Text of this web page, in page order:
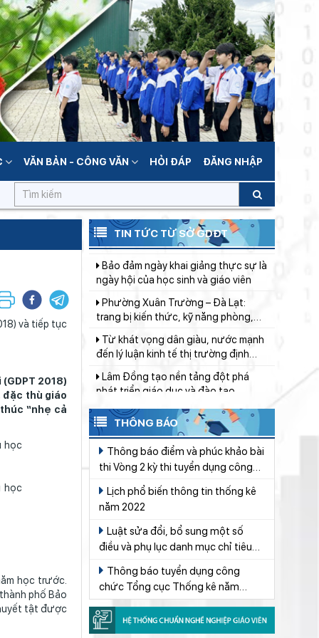
VĂN BẢN - CÔNG VĂN HỎI ĐÁP ĐĂNG NHẬP
và tiếp tục
2018)
đặc thù giáo
“nhẹ cả
học
học trước.
phố Bảo
tật được
TIN TỨC TỪ SỞ GDĐT
Nguyễn Minh kiểm tra tiến độ Dự án
Trường TH&THCS Xuân Hương
Sở Giáo dục và Đào tạo Lâm Đồng
đẩy mạnh cải cách hành chính gắn
với áp dụng ISO 9001:2015
Bộ Giáo dục và Đào tạo ban hành
khung thời gian năm học từ năm học
2026–2027
Đánh giá tình hình triển khai sắp
xếp, tổ chức cơ sở giáo dục công
lập tại các địa phương
Sáng đèn công trường để kịp năm
học mới
Gieo mầm hiếu học nơi vùng xa
Bảo đảm ngày khai giảng thực sự là
ngày hội của học sinh và giáo viên
trang bị kiến thức, kỹ năng phòng,
chống đuối nước và sơ cấp cứu cho
thanh thiếu nhi
đến lý luận kinh tế thị trường định
hướng XHCN trong kỷ nguyên mới -
Bài 2: Khơi thông nguồn lực, vững
theo và hết)
Lâm Đồng tạo nền tảng đột phá
phát triển giáo dục và đào tạo
Lâm Đồng tập huấn cán bộ quản lý
học 2026 - 2027
Đẩy mạnh truyền thông về giáo dục
nghề nghiệp trong toàn ngành năm
2026
con đường học tập
Lâm Đồng lấy ý kiến dự thảo chính
sách thu hút, đãi ngộ và đào tạo
nguồn nhân lực y tế
Bộ Giáo dục và Đào tạo triển khai
100 ngày tháo gỡ các điểm nghẽn về
Từ khát vọng dân giàu, nước mạnh
đến lý luận kinh tế thị trường định
hướng XHCN trong kỷ nguyên mới -
Bài 1: Khẳng định tư tưởng Hồ Chí
Minh, đấu tranh với luận điệu xuyên
Giữ vững nền tảng tư tưởng của
Ðảng từ học đường
THÔNG BÁO
thi Vòng 2 kỳ thi tuyển dụng công
chức Tổng cục Thống kê năm 2019
Lịch phổ biến thông tin thống kê
năm 2022
Luật sửa đổi, bổ sung một số
điều và phụ lục danh mục chỉ tiêu
Thống kê quốc gia của Luật Thống
kê Số 01/2021/QH15
chức Tổng cục Thống kê năm
2022